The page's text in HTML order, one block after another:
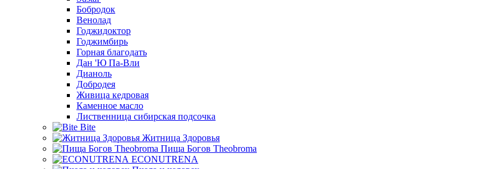
Бобродок
Венолад
Годжидоктор
Годжимбирь
Горная благодать
Дан 'Ю Па-Вли
Дианоль
Добродея
Живица кедровая
Каменное масло
Лиственница сибирская подсочка
Bite
Житница Здоровья
Пища Богов Theobroma
ECONUTRENA